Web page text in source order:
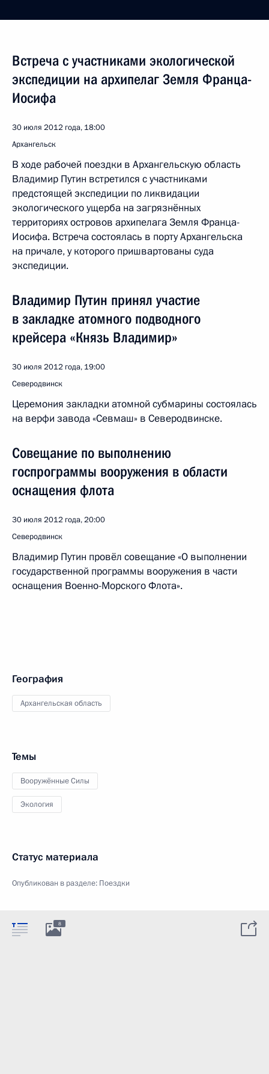
Встреча с участниками экологической
экспедиции на архипелаг Земля Франца-
Иосифа
30 июля 2012 года, 18:00
Архангельск
В ходе рабочей поездки в Архангельскую область
Владимир Путин встретился с участниками
предстоящей экспедиции по ликвидации
экологического ущерба на загрязнённых
территориях островов архипелага Земля Франца-
Иосифа. Встреча состоялась в порту Архангельска
на причале, у которого пришвартованы суда
экспедиции.
Владимир Путин принял участие
в закладке атомного подводного
крейсера «Князь Владимир»
30 июля 2012 года, 19:00
Северодвинск
Церемония закладки атомной субмарины состоялась
на верфи завода «Севмаш» в Северодвинске.
Совещание по выполнению
госпрограммы вооружения в области
оснащения флота
30 июля 2012 года, 20:00
Северодвинск
Владимир Путин провёл совещание «О выполнении
государственной программы вооружения в части
оснащения Военно-Морского Флота».
География
Архангельская область
Темы
Вооружённые Силы
Экология
Статус материала
Опубликован в разделе: Поездки
8